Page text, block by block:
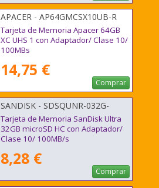
APACER - AP64GMCSX10UB-R
Tarjeta de Memoria Apacer 64GB
XC UHS 1 con Adaptador/ Clase 10/
100MBs
14,75 €
Comprar
SANDISK - SDSQUNR-032G-
GN3MA
Tarjeta de Memoria SanDisk Ultra
32GB microSD HC con Adaptador/
Clase 10/ 100MB/s
8,28 €
Comprar